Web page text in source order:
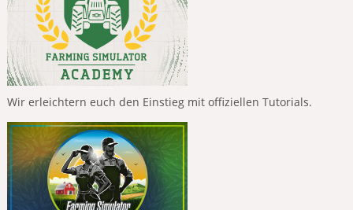
Wir erleichtern euch den Einstieg mit offiziellen Tutorials.